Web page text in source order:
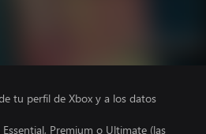
tu perfil de Xbox y a los datos
Premium o Ultimate (las